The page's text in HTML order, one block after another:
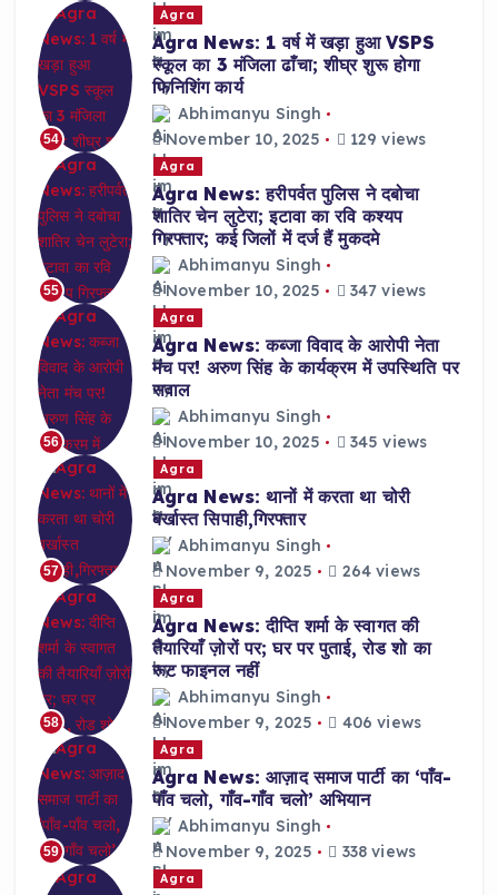
54
Agra
Agra News: 1 वर्ष में खड़ा हुआ VSPS
स्कूल का 3 मंजिला ढाँचा; शीघ्र शुरू होगा
फिनिशिंग कार्य
Abhimanyu Singh
November 10, 2025
129 views
55
Agra
Agra News: हरीपर्वत पुलिस ने दबोचा
शातिर चेन लुटेरा; इटावा का रवि कश्यप
गिरफ्तार; कई जिलों में दर्ज हैं मुकदमे
Abhimanyu Singh
November 10, 2025
347 views
56
Agra
Agra News: कब्जा विवाद के आरोपी नेता
मंच पर! अरुण सिंह के कार्यक्रम में उपस्थिति पर
सवाल
Abhimanyu Singh
November 10, 2025
345 views
57
Agra
Agra News: थानों में करता था चोरी
बर्खास्त सिपाही,गिरफ्तार
Abhimanyu Singh
November 9, 2025
264 views
58
Agra
Agra News: दीप्ति शर्मा के स्वागत की
तैयारियाँ ज़ोरों पर; घर पर पुताई, रोड शो का
रूट फाइनल नहीं
Abhimanyu Singh
November 9, 2025
406 views
59
Agra
Agra News: आज़ाद समाज पार्टी का ‘पाँव-
पाँव चलो, गाँव-गाँव चलो’ अभियान
Abhimanyu Singh
November 9, 2025
338 views
Agra